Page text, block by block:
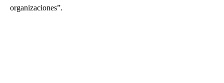
organizaciones”.